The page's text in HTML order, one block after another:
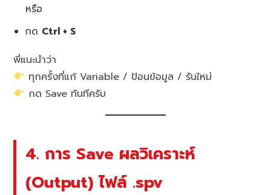
หรือ
กด Ctrl + S
พี่แนะนำว่า
ทุกครั้งที่แก้ Variable / ป้อนข้อมูล / รันใหม่
กด Save ทันทีครับ
4. การ Save ผลวิเคราะห์
(Output) ไฟล์ .spv